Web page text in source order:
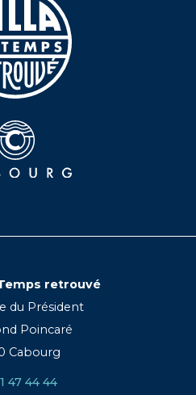
retrouvé
du Président
Poincaré
Cabourg
47 44 44